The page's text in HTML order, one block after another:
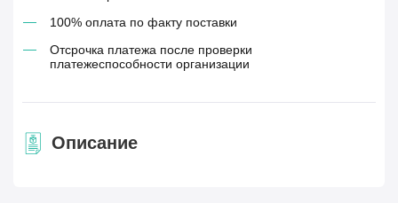
100% оплата по факту поставки
Отсрочка платежа после проверки
платежеспособности организации
Описание